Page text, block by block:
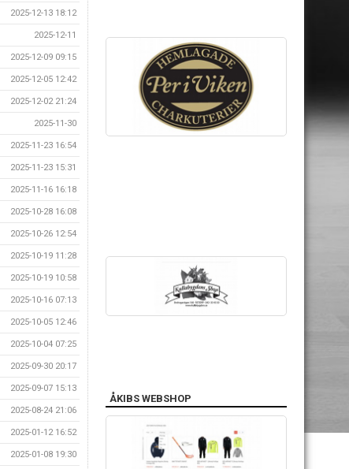
2025-12-13 18:12
2025-12-11
2025-12-09 09:15
2025-12-05 12:42
2025-12-02 21:24
2025-11-30
2025-11-23 16:54
2025-11-23 15:31
2025-11-16 16:18
2025-10-28 16:08
2025-10-26 12:54
2025-10-19 11:28
2025-10-19 10:58
2025-10-16 07:13
2025-10-05 12:46
2025-10-04 07:25
2025-09-30 20:17
2025-09-07 15:13
2025-08-24 21:06
2025-01-12 16:52
2025-01-08 19:30
ÅKIBS WEBSHOP